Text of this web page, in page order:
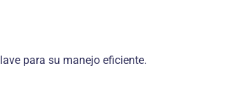
para su manejo eficiente.